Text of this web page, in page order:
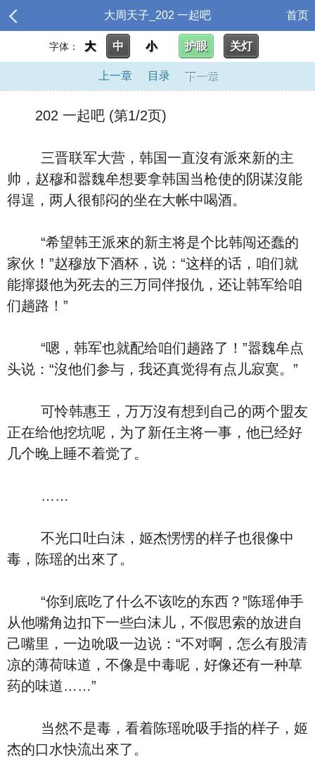
大周天子_202 一起吧 首页
字体： 大 中 小 护眼 关灯
上一章 目录 下一章
202 一起吧 (第1/2页)
三晋联军大营，韩国一直沒有派來新的主
帅，赵穆和嚣魏牟想要拿韩国当枪使的阴谋沒能
得逞，两人很郁闷的坐在大帐中喝酒。
“希望韩王派來的新主将是个比韩闯还蠢的
家伙！”赵穆放下酒杯，说：“这样的话，咱们就
能撺掇他为死去的三万同伴报仇，还让韩军给咱
们趟路！”
“嗯，韩军也就配给咱们趟路了！”嚣魏牟点
头说：“沒他们参与，我还真觉得有点儿寂寞。”
可怜韩惠王，万万沒有想到自己的两个盟友
正在给他挖坑呢，为了新任主将一事，他已经好
几个晚上睡不着觉了。
……
不光口吐白沫，姬杰愣愣的样子也很像中
毒，陈瑶的出來了。
“你到底吃了什么不该吃的东西？”陈瑶伸手
从他嘴角边扣下一些白沫儿，不假思索的放进自
己嘴里，一边吮吸一边说：“不对啊，怎么有股清
凉的薄荷味道，不像是中毒呢，好像还有一种草
药的味道……”
当然不是毒，看着陈瑶吮吸手指的样子，姬
杰的口水快流出來了。